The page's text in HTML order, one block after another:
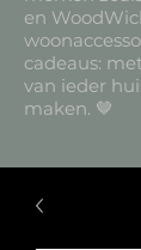
en
cadeaus:
van ieder
maken. 🤎